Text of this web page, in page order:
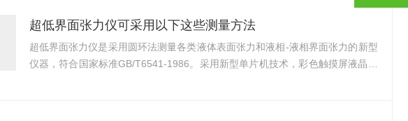
环。测试时先将铂金环浸入二种不相混合液体的界面(或液面)下2-3mm，然后再
慢慢将铂金环向上提，环与液面会形成一个膜。膜对铂...
超低界面张力仪可采用以下这些测量方法
超低界面张力仪是采用圆环法测量各类液体表面张力和液相-液相界面张力的新型
仪器，符合国家标准GB/T6541-1986。采用新型单片机技术，彩色触摸屏液晶显